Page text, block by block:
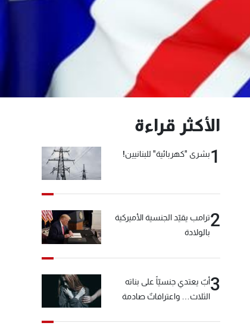
الأكثر قراءة
1بشرى "كهربائية" للبنانيين!
2ترامب يقيّد الجنسية الأميركية
بالولادة
3أبٌ يعتدي جنسيّاً على بناته
الثلاث… واعترافاتٌ صادمة